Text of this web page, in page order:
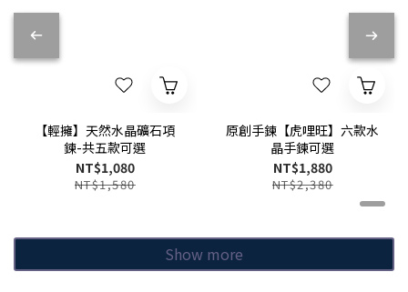
【輕擁】天然水晶礦石項
鍊-共五款可選
NT$1,080
NT$1,580
原創手鍊【虎哩旺】六款水
晶手鍊可選
NT$1,880
NT$2,380
Show more